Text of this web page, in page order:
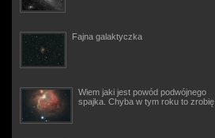
Fajna galaktyczka
Wiem jaki jest powód podwójnego
spajka. Chyba w tym roku to zrobię